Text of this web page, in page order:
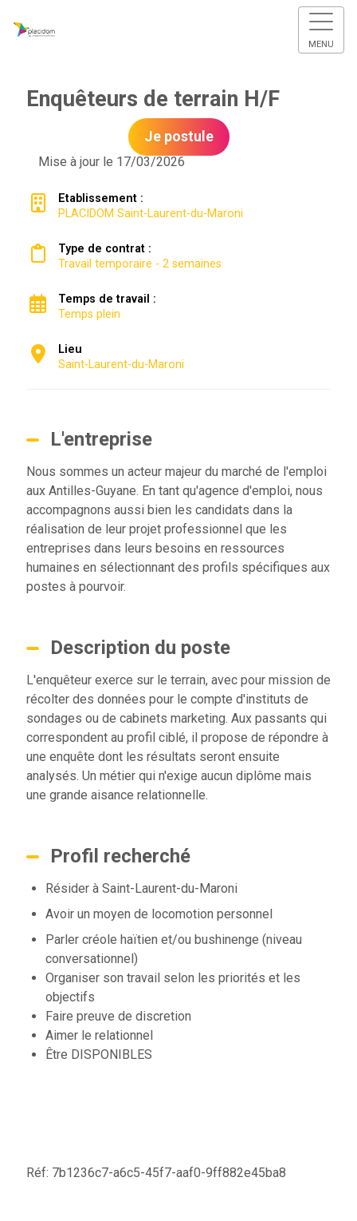
MENU
Enquêteurs de terrain H/F
Je postule
Mise à jour le 17/03/2026
Etablissement :
PLACIDOM Saint-Laurent-du-Maroni
Type de contrat :
Travail temporaire - 2 semaines
Temps de travail :
Temps plein
Lieu
Saint-Laurent-du-Maroni
L'entreprise
Nous sommes un acteur majeur du marché de l'emploi
aux Antilles-Guyane. En tant qu'agence d'emploi, nous
accompagnons aussi bien les candidats dans la
réalisation de leur projet professionnel que les
entreprises dans leurs besoins en ressources
humaines en sélectionnant des profils spécifiques aux
postes à pourvoir.
Description du poste
L'enquêteur exerce sur le terrain, avec pour mission de
récolter des données pour le compte d'instituts de
sondages ou de cabinets marketing. Aux passants qui
correspondent au profil ciblé, il propose de répondre à
une enquête dont les résultats seront ensuite
analysés. Un métier qui n'exige aucun diplôme mais
une grande aisance relationnelle.
Profil recherché
Résider à Saint-Laurent-du-Maroni
Avoir un moyen de locomotion personnel
Parler créole haïtien et/ou bushinenge (niveau
conversationnel)
Organiser son travail selon les priorités et les
objectifs
Faire preuve de discretion
Aimer le relationnel
Être DISPONIBLES
Réf: 7b1236c7-a6c5-45f7-aaf0-9ff882e45ba8